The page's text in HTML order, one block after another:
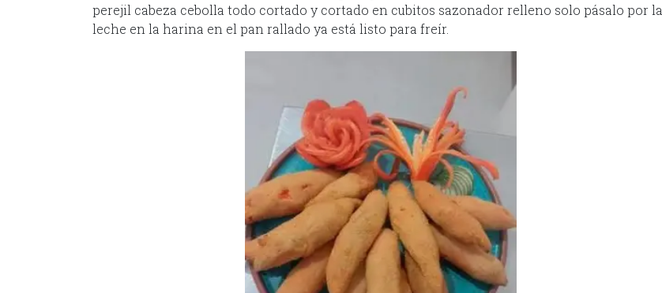
perejil cabeza cebolla todo cortado y cortado en cubitos sazonador relleno solo pásalo por la
leche en la harina en el pan rallado ya está listo para freír.